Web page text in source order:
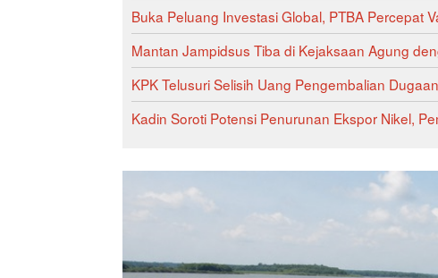
Buka Peluang Investasi Global, PTBA Percepat
Mantan Jampidsus Tiba di Kejaksaan Agung
KPK Telusuri Selisih Uang Pengembalian
Kadin Soroti Potensi Penurunan Ekspor Nikel,